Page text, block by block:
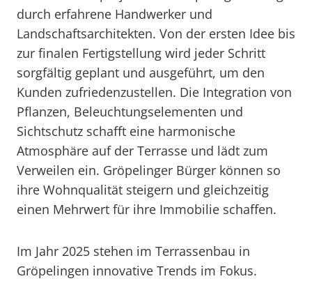
durch erfahrene Handwerker und
Landschaftsarchitekten. Von der ersten Idee bis
zur finalen Fertigstellung wird jeder Schritt
sorgfältig geplant und ausgeführt, um den
Kunden zufriedenzustellen. Die Integration von
Pflanzen, Beleuchtungselementen und
Sichtschutz schafft eine harmonische
Atmosphäre auf der Terrasse und lädt zum
Verweilen ein. Gröpelinger Bürger können so
ihre Wohnqualität steigern und gleichzeitig
einen Mehrwert für ihre Immobilie schaffen.
Im Jahr 2025 stehen im Terrassenbau in
Gröpelingen innovative Trends im Fokus.